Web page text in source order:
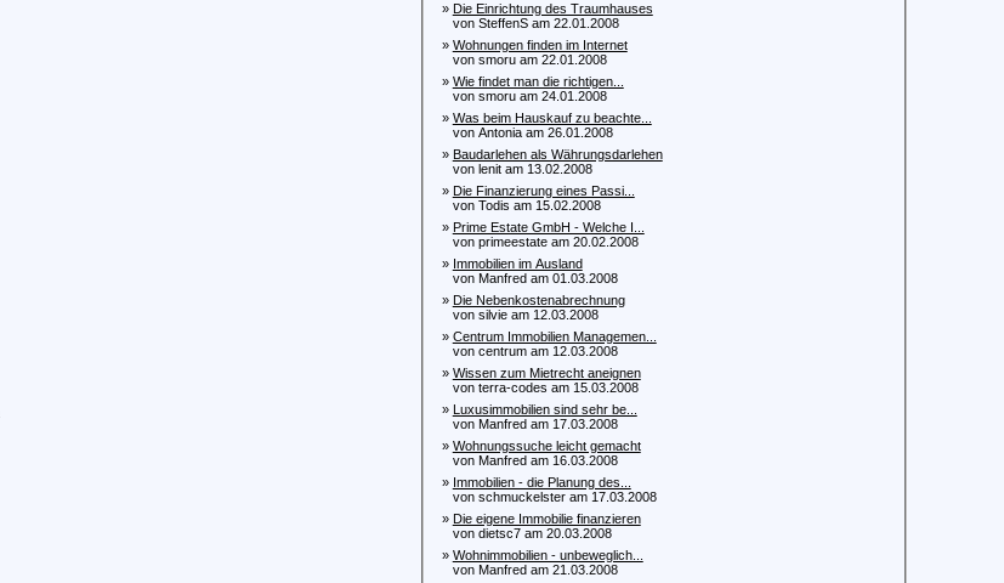
» Die Einrichtung des Traumhauses
von SteffenS am 22.01.2008
» Wohnungen finden im Internet
von smoru am 22.01.2008
» Wie findet man die richtigen...
von smoru am 24.01.2008
» Was beim Hauskauf zu beachte...
von Antonia am 26.01.2008
» Baudarlehen als Währungsdarlehen
von lenit am 13.02.2008
» Die Finanzierung eines Passi...
von Todis am 15.02.2008
» Prime Estate GmbH - Welche I...
von primeestate am 20.02.2008
» Immobilien im Ausland
von Manfred am 01.03.2008
» Die Nebenkostenabrechnung
von silvie am 12.03.2008
» Centrum Immobilien Managemen...
von centrum am 12.03.2008
» Wissen zum Mietrecht aneignen
von terra-codes am 15.03.2008
» Luxusimmobilien sind sehr be...
von Manfred am 17.03.2008
» Wohnungssuche leicht gemacht
von Manfred am 16.03.2008
» Immobilien - die Planung des...
von schmuckelster am 17.03.2008
» Die eigene Immobilie finanzieren
von dietsc7 am 20.03.2008
» Wohnimmobilien - unbeweglich...
von Manfred am 21.03.2008